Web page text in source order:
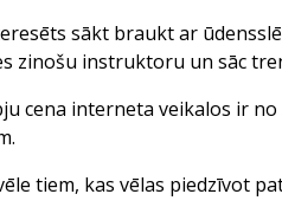
sākt braukt ar
zinošu instruktoru un sāc
cena interneta veikalos ir
tiem, kas vēlas piedzīvot